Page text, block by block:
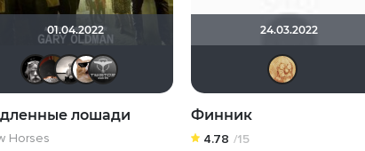
01.04.2022
vsv7777777
лошади
Horses
24.03.2022
Финник
4.78 /15